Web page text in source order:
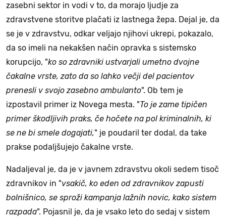
zasebni sektor in vodi v to, da morajo ljudje za
zdravstvene storitve plačati iz lastnega žepa. Dejal je, da
se je v zdravstvu, odkar veljajo njihovi ukrepi, pokazalo,
da so imeli na nekakšen način opravka s sistemsko
korupcijo, "ko so zdravniki ustvarjali umetno dvojne
čakalne vrste, zato da so lahko večji del pacientov
prenesli v svojo zasebno ambulanto". Ob tem je
izpostavil primer iz Novega mesta. "To je zame tipičen
primer škodljivih praks, če hočete na pol kriminalnih, ki
se ne bi smele dogajati," je poudaril ter dodal, da take
prakse podaljšujejo čakalne vrste.
Nadaljeval je, da je v javnem zdravstvu okoli sedem tisoč
zdravnikov in "vsakič, ko eden od zdravnikov zapusti
bolnišnico, se sproži kampanja lažnih novic, kako sistem
razpada". Pojasnil je, da je vsako leto do sedaj v sistem